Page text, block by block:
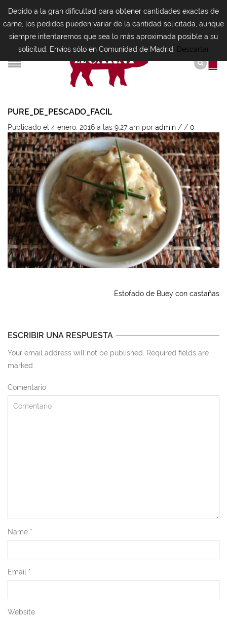
PURE_DE_PESCADO_FACIL
Publicado el 4 enero, 2016 a las 9:27 am por admin / / 0
Estofado de Buey con castañas
ESCRIBIR UNA RESPUESTA
Your email address will not be published. Required fields are
marked
Comentario
Name *
Email *
Website
Debido a la gran dificultad para obtener cantidades exactas de
carne, los pedidos pueden variar de la cantidad solicitada, aunque
siempre intentaremos que sea lo más aproximada posible a su
solicitud. Envíos sólo en Comunidad de Madrid.
Descartar